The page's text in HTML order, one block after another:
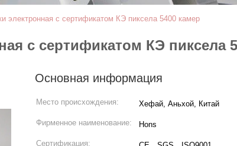
электронная с сертификатом КЭ пиксела 5400 камер
с сертификатом КЭ пиксела
Основная информация
Место происхождения: Хефай, Аньхой, Китай
Фирменное наименование: Hons
Сертификация: